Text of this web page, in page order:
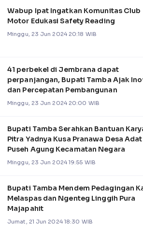
Wabup Ipat Ingatkan Komunitas Club
Motor Edukasi Safety Reading
Minggu, 23 Jun 2024 20:18 WIB
41 perbekel di Jembrana dapat
perpanjangan, Bupati Tamba Ajak
dan Percepatan Pembangunan
Minggu, 23 Jun 2024 20:00 WIB
Bupati Tamba Serahkan Bantuan
Pitra Yadnya Kusa Pranawa Desa Adat
Puseh Agung Kecamatan Negara
Minggu, 23 Jun 2024 19:55 WIB
Bupati Tamba Mendem Pedagingan
Melaspas dan Ngenteg Linggih Pura
Majapahit
Jumat, 21 Jun 2024 18:30 WIB